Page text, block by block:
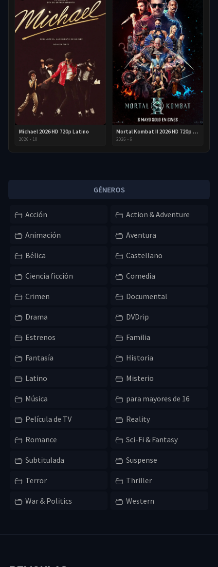
Michael 2026 HD 720p Latino
2026 • 10
Mortal Kombat II 2026 HD 720p Latino
2026 • 6
GÉNEROS
Acción Action & Adventure
Animación Aventura
Bélica Castellano
Ciencia ficción Comedia
Crimen Documental
Drama DVDrip
Estrenos Familia
Fantasía Historia
Latino Misterio
Música para mayores de 16
Película de TV Reality
Romance Sci-Fi & Fantasy
Subtitulada Suspense
Terror Thriller
War & Politics Western